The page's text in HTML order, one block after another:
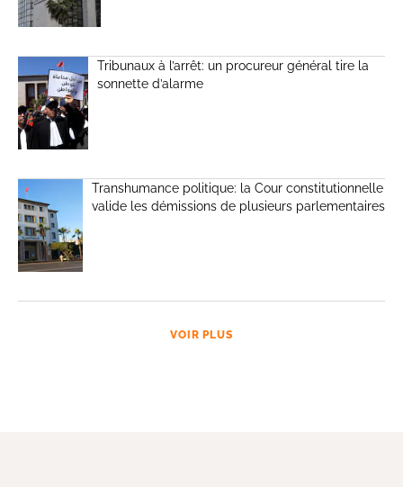
Tribunaux à l’arrêt: un procureur général tire la
sonnette d’alarme
Transhumance politique: la Cour constitutionnelle
valide les démissions de plusieurs parlementaires
VOIR PLUS